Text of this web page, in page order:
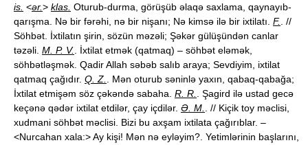
is. <ər.> klas. Oturub-durma, görüşüb əlaqə saxlama, qaynayıb-
qarışma. Nə bir fərəhi, nə bir nişanı; Nə kimsə ilə bir ixtilatı. F. . //
Söhbət. İxtilatın şirin, sözün məzəli; Şəkər gülüşündən canlar
təzəli. M. P. V. . İxtilat etmək (qatmaq) – söhbət eləmək,
söhbətləşmək. Qadir Allah səbəb salıb araya; Sevdiyim, ixtilat
qatmaq çağıdır. Q. Z.
. Mən oturub səninlə yaxın, qabaq-qabağa;
İxtilat etmişəm söz çəkəndə sabaha. R. R.
. Şagird ilə ustad gecə
keçənə qədər ixtilat etdilər, çay içdilər. Ə. M.
. // Kiçik toy məclisi,
xudmani söhbət məclisi. Bizi bu axşam ixtilata çağırıblar. –
<Nurcahan xala:> Ay kişi! Mən nə eyləyim?. Yetimlərinin başlarını,